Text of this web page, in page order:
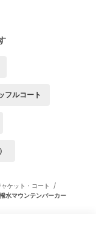
フルコート
ケット・コート /
水マウンテンパーカー